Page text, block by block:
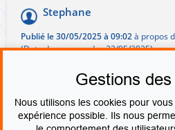
Stephane
Publié le 30/05/2025 à 09:02à propos
(Date de commande : 22/05/2025)
Gestions
Nous utilisons les cookies pour
expérience possible. Ils nous